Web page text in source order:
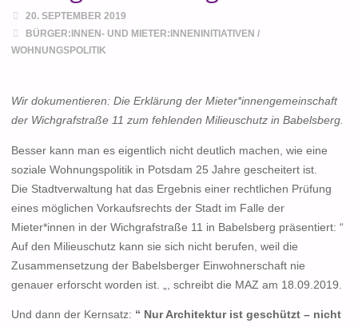
20. SEPTEMBER 2019
BÜRGER:INNEN- UND MIETER:INNENINITIATIVEN /
WOHNUNGSPOLITIK
Wir dokumentieren: Die Erklärung der Mieter*innengemeinschaft
der Wichgrafstraße 11 zum fehlenden Milieuschutz in Babelsberg.
Besser kann man es eigentlich nicht deutlich machen, wie eine
soziale Wohnungspolitik in Potsdam 25 Jahre gescheitert ist.
Die Stadtverwaltung hat das Ergebnis einer rechtlichen Prüfung
eines möglichen Vorkaufsrechts der Stadt im Falle der
Mieter*innen in der Wichgrafstraße 11 in Babelsberg präsentiert: “
Auf den Milieuschutz kann sie sich nicht berufen, weil die
Zusammensetzung der Babelsberger Einwohnerschaft nie
genauer erforscht worden ist. „, schreibt die MAZ am 18.09.2019.
Und dann der Kernsatz: “ Nur Architektur ist geschützt – nicht